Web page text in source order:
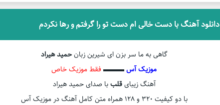
دانلود آهنگ با دست خالی ام دست تو را گرفتم و رها نکردم
گاهی به ما سر بزن ای شیرین زبانحمید هیراد
موزیک آس▬▬▬ فقط موزیک خاص
آهنگ زیبایقلببا صدای حمید هیراد
با دو کیفیت ۳۲۰ و ۱۲۸ همراه متن کامل آهنگ در موزیک آس